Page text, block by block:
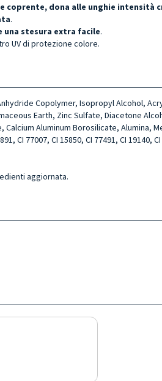
dona alle unghie intensità
.
una stesura extra facile.
UV di protezione colore.
Copolymer, Isopropyl Alcohol,
Earth, Zinc Sulfate, Diacetone
Aluminum Borosilicate, Alumina,
77007, CI 15850, CI 77491, CI 19140, CI
aggiornata.